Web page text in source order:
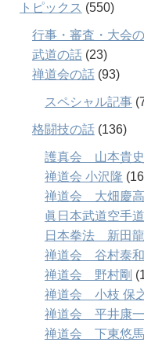
トピックス (550)
行事・審査・大会
武道の話 (23)
禅道会の話 (93)
スペシャル記事
格闘技の話 (136)
護真会 山本貴史
禅道会 小沢隆
禅道会 大畑慶高
眞日本武道空手
日本拳法 新田
禅道会 谷村泰和
禅道会 野村剛
禅道会 小枝 保
禅道会 平井康一
禅道会 下東悠馬